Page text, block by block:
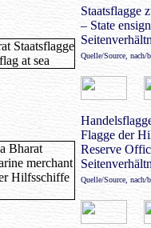
Staatsflagge
– State
Quelle/Source,
Flagge der
Reserve
Quelle/Source,